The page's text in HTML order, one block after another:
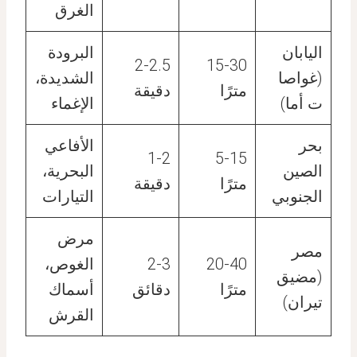
الغرق
اليابان
(غواصا
ت أما)
15-30
مترًا
2-2.5
دقيقة
البرودة
الشديدة،
الإغماء
بحر
الصين
الجنوبي
5-15
مترًا
1-2
دقيقة
الأفاعي
البحرية،
التيارات
مصر
(مضيق
تيران)
20-40
مترًا
2-3
دقائق
مرض
الغوص،
أسماك
القرش